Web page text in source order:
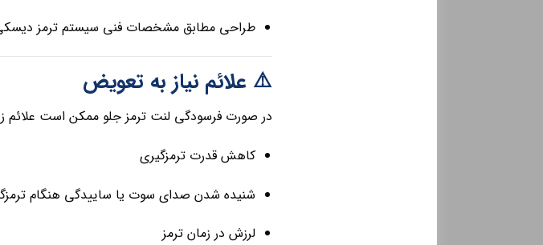
طراحی مطابق مشخصات فنی سیستم ترمز
⚠️ علائم نیاز به تعویض
در صورت فرسودگی لنت ترمز جلو ممکن است علائم
کاهش قدرت ترمزگیری
شنیده شدن صدای سوت یا ساییدگی هنگام
لرزش در زمان ترمز